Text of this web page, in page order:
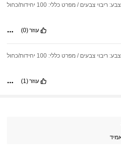
צבע: ריבוי צבעים / מפרט כללי: 100 יחידות/כחול
עוזר(0)
צבע: ריבוי צבעים / מפרט כללי: 100 יחידות/כחול
עוזר(1)